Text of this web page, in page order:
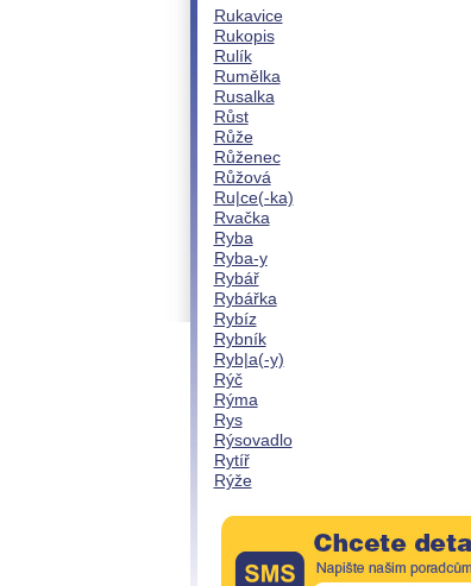
Rukavice
Rukopis
Rulík
Rumělka
Rusalka
Růst
Růže
Růženec
Růžová
Ru|ce(-ka)
Rvačka
Ryba
Ryba-y
Rybář
Rybářka
Rybíz
Rybník
Ryb|a(-y)
Rýč
Rýma
Rys
Rýsovadlo
Rytíř
Rýže